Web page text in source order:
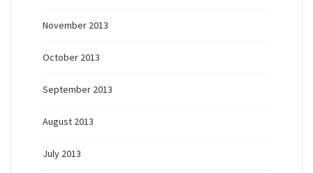
November 2013
October 2013
September 2013
August 2013
July 2013